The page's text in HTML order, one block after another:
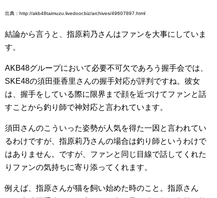
出典：http://akb48taimuzu.livedoor.biz/archives/49607897.html
結論から言うと、指原莉乃さんはファンを大事にしていま
す。
AKB48グループにおいて必要不可欠であろう握手会では、
SKE48の須田亜香里さんの握手対応が評判ですね。彼女
は、握手をしている際に限界まで顔を近づけてファンと話
すことから釣り師で神対応と言われています。
須田さんのこういった姿勢が人気を得た一因と言われてい
るわけですが、指原莉乃さんの場合は釣り師というわけで
はありません。ですが、ファンと同じ目線で話してくれた
りファンの気持ちに寄り添ってくれます。
例えば、指原さんが猫を飼い始めた時のこと。指原さん